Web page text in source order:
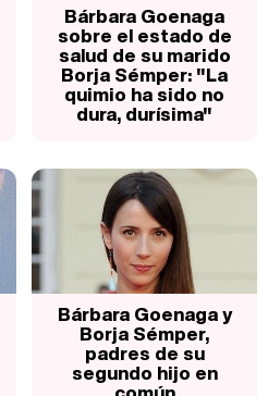
Bárbara Goenaga
sobre el estado de
salud de su marido
Borja Sémper: "La
quimio ha sido no
dura, durísima"
Bárbara Goenaga y
Borja Sémper,
padres de su
segundo hijo en